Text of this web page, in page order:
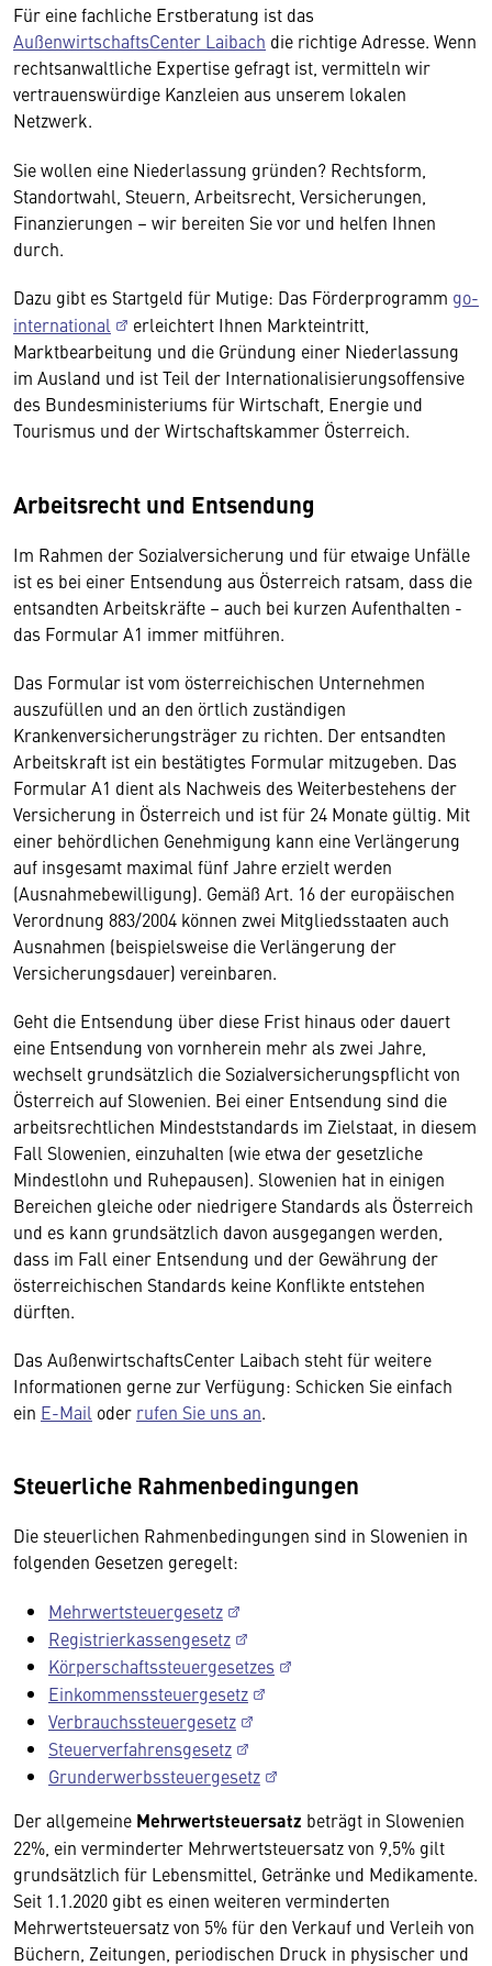
Für eine fachliche Erstberatung ist das
AußenwirtschaftsCenter Laibach die richtige Adresse. Wenn
rechtsanwaltliche Expertise gefragt ist, vermitteln wir
vertrauenswürdige Kanzleien aus unserem lokalen
Netzwerk.
Sie wollen eine Niederlassung gründen? Rechtsform,
Standortwahl, Steuern, Arbeitsrecht, Versicherungen,
Finanzierungen – wir bereiten Sie vor und helfen Ihnen
durch.
Dazu gibt es Startgeld für Mutige: Das Förderprogramm go-
international
erleichtert Ihnen Markteintritt,
Marktbearbeitung und die Gründung einer Niederlassung
im Ausland und ist Teil der Internationalisierungsoffensive
des Bundesministeriums für Wirtschaft, Energie und
Tourismus und der Wirtschaftskammer Österreich.
Arbeitsrecht und Entsendung
Im Rahmen der Sozialversicherung und für etwaige Unfälle
ist es bei einer Entsendung aus Österreich ratsam, dass die
entsandten Arbeitskräfte – auch bei kurzen Aufenthalten -
das Formular A1 immer mitführen.
Das Formular ist vom österreichischen Unternehmen
auszufüllen und an den örtlich zuständigen
Krankenversicherungsträger zu richten. Der entsandten
Arbeitskraft ist ein bestätigtes Formular mitzugeben. Das
Formular A1 dient als Nachweis des Weiterbestehens der
Versicherung in Österreich und ist für 24 Monate gültig. Mit
einer behördlichen Genehmigung kann eine Verlängerung
auf insgesamt maximal fünf Jahre erzielt werden
(Ausnahmebewilligung). Gemäß Art. 16 der europäischen
Verordnung 883/2004 können zwei Mitgliedsstaaten auch
Ausnahmen (beispielsweise die Verlängerung der
Versicherungsdauer) vereinbaren.
Geht die Entsendung über diese Frist hinaus oder dauert
eine Entsendung von vornherein mehr als zwei Jahre,
wechselt grundsätzlich die Sozialversicherungspflicht von
Österreich auf Slowenien. Bei einer Entsendung sind die
arbeitsrechtlichen Mindeststandards im Zielstaat, in diesem
Fall Slowenien, einzuhalten (wie etwa der gesetzliche
Mindestlohn und Ruhepausen). Slowenien hat in einigen
Bereichen gleiche oder niedrigere Standards als Österreich
und es kann grundsätzlich davon ausgegangen werden,
dass im Fall einer Entsendung und der Gewährung der
österreichischen Standards keine Konflikte entstehen
dürften.
Das AußenwirtschaftsCenter Laibach steht für weitere
Informationen gerne zur Verfügung: Schicken Sie einfach
ein E-Mail oder rufen Sie uns an.
Steuerliche Rahmenbedingungen
Die steuerlichen Rahmenbedingungen sind in Slowenien in
folgenden Gesetzen geregelt:
Mehrwertsteuergesetz
Registrierkassengesetz
Körperschaftssteuergesetzes
Einkommenssteuergesetz
Verbrauchssteuergesetz
Steuerverfahrensgesetz
Grunderwerbssteuergesetz
Der allgemeine Mehrwertsteuersatz beträgt in Slowenien
22%, ein verminderter Mehrwertsteuersatz von 9,5% gilt
grundsätzlich für Lebensmittel, Getränke und Medikamente.
Seit 1.1.2020 gibt es einen weiteren verminderten
Mehrwertsteuersatz von 5% für den Verkauf und Verleih von
Büchern, Zeitungen, periodischen Druck in physischer und